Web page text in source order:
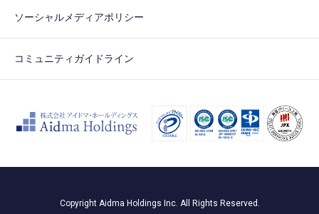
ソーシャルメディアポリシー
コミュニティガイドライン
Copyright Aidma Holdings Inc. All Rights Reserved.